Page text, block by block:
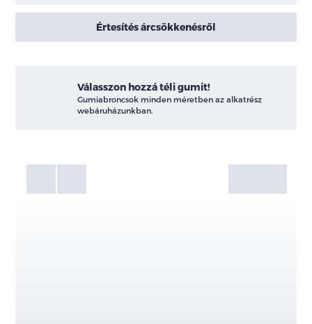
Értesítés árcsökkenésről
Válasszon hozzá téli gumit!
Gumiabroncsok minden méretben az alkatrész
webáruházunkban.
Galéria